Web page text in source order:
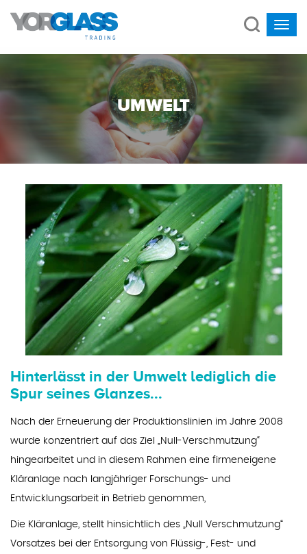
UMWELT
Hinterlässt in der Umwelt lediglich die
Spur seines Glanzes...
Nach der Erneuerung der Produktionslinien im Jahre 2008
wurde konzentriert auf das Ziel „Null-Verschmutzung“
hingearbeitet und in diesem Rahmen eine firmeneigene
Kläranlage nach langjähriger Forschungs- und
Entwicklungsarbeit in Betrieb genommen,
Die Kläranlage, stellt hinsichtlich des „Null Verschmutzung“
Vorsatzes bei der Entsorgung von Flüssig-, Fest- und